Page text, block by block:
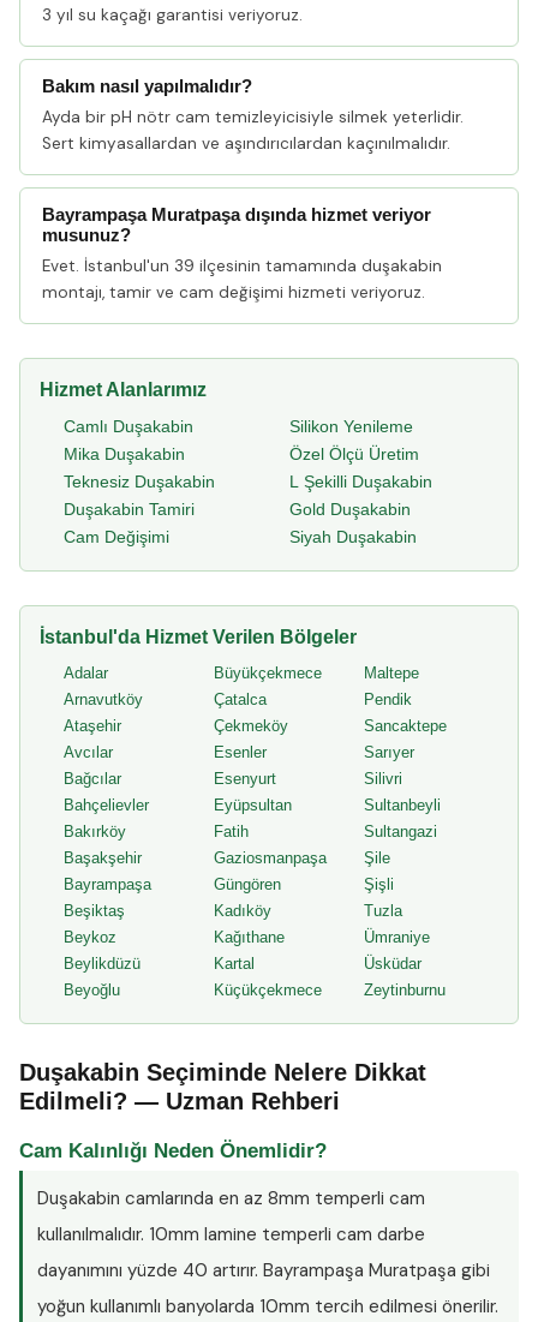
3 yıl su kaçağı garantisi veriyoruz.
Bakım nasıl yapılmalıdır?
Ayda bir pH nötr cam temizleyicisiyle silmek yeterlidir.
Sert kimyasallardan ve aşındırıcılardan kaçınılmalıdır.
Bayrampaşa Muratpaşa dışında hizmet veriyor
musunuz?
Evet. İstanbul'un 39 ilçesinin tamamında duşakabin
montajı, tamir ve cam değişimi hizmeti veriyoruz.
Hizmet Alanlarımız
Camlı Duşakabin
Mika Duşakabin
Teknesiz Duşakabin
Duşakabin Tamiri
Cam Değişimi
Silikon Yenileme
Özel Ölçü Üretim
L Şekilli Duşakabin
Gold Duşakabin
Siyah Duşakabin
İstanbul'da Hizmet Verilen Bölgeler
Adalar
Arnavutköy
Ataşehir
Avcılar
Bağcılar
Bahçelievler
Bakırköy
Başakşehir
Bayrampaşa
Beşiktaş
Beykoz
Beylikdüzü
Beyoğlu
Büyükçekmece
Çatalca
Çekmeköy
Esenler
Esenyurt
Eyüpsultan
Fatih
Gaziosmanpaşa
Güngören
Kadıköy
Kağıthane
Kartal
Küçükçekmece
Maltepe
Pendik
Sancaktepe
Sarıyer
Silivri
Sultanbeyli
Sultangazi
Şile
Şişli
Tuzla
Ümraniye
Üsküdar
Zeytinburnu
Duşakabin Seçiminde Nelere Dikkat
Edilmeli? — Uzman Rehberi
Cam Kalınlığı Neden Önemlidir?
Duşakabin camlarında en az 8mm temperli cam
kullanılmalıdır. 10mm lamine temperli cam darbe
dayanımını yüzde 40 artırır. Bayrampaşa Muratpaşa gibi
yoğun kullanımlı banyolarda 10mm tercih edilmesi önerilir.